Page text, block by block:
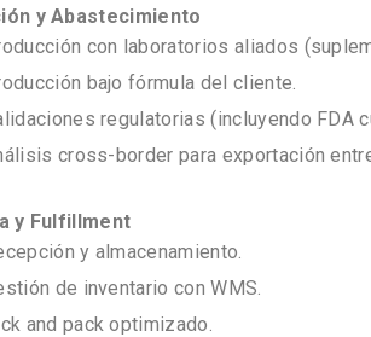
y Abastecimiento
con laboratorios aliados
bajo fórmula del cliente.
regulatorias (incluyendo FDA
cross-border para exportación
y Fulfillment
y almacenamiento.
de inventario con WMS.
and pack optimizado.